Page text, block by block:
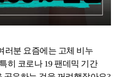
러분 요즘에는 고체 비누
히 코로나 19 팬데믹 기간